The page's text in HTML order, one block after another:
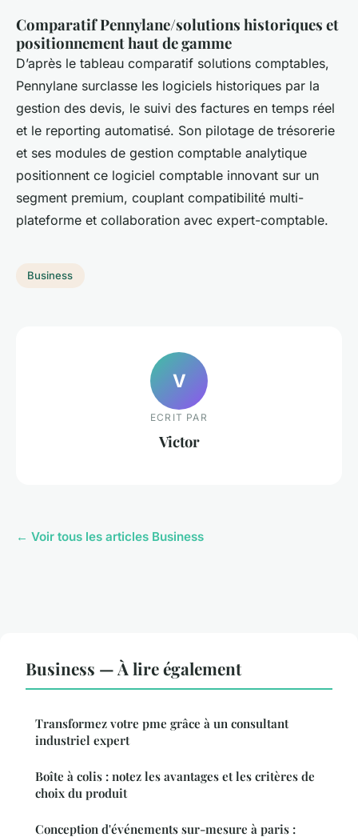
Comparatif Pennylane/solutions historiques et
positionnement haut de gamme
D’après le tableau comparatif solutions comptables,
Pennylane surclasse les logiciels historiques par la
gestion des devis, le suivi des factures en temps réel
et le reporting automatisé. Son pilotage de trésorerie
et ses modules de gestion comptable analytique
positionnent ce logiciel comptable innovant sur un
segment premium, couplant compatibilité multi-
plateforme et collaboration avec expert-comptable.
Business
V
ECRIT PAR
Victor
← Voir tous les articles Business
Business — À lire également
Transformez votre pme grâce à un consultant
industriel expert
Boîte à colis : notez les avantages et les critères de
choix du produit
Conception d'événements sur-mesure à paris :